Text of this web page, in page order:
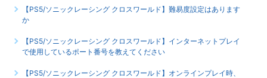
もっと見る
【PS5/ソニックレーシング クロスワールド】難易度設定はあります
か
【PS5/ソニックレーシング クロスワールド】インターネットプレイ
で使用しているポート番号を教えてください
【PS5/ソニックレーシング クロスワールド】オンラインプレイ時、